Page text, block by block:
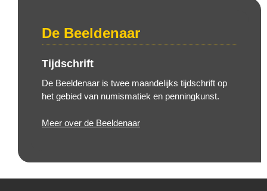
De Beeldenaar
Tijdschrift
De Beeldenaar is twee maandelijks tijdschrift op
het gebied van numismatiek en penningkunst.
Meer over de Beeldenaar